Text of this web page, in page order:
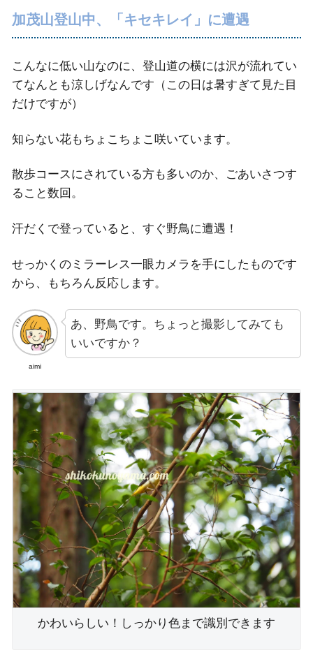
加茂山登山中、「キセキレイ」に遭遇
こんなに低い山なのに、登山道の横には沢が流れてい
てなんとも涼しげなんです（この日は暑すぎて見た目
だけですが）
知らない花もちょこちょこ咲いています。
散歩コースにされている方も多いのか、ごあいさつす
ること数回。
汗だくで登っていると、すぐ野鳥に遭遇！
せっかくのミラーレス一眼カメラを手にしたものです
から、もちろん反応します。
aimi
あ、野鳥です。ちょっと撮影してみても
いいですか？
かわいらしい！しっかり色まで識別できます